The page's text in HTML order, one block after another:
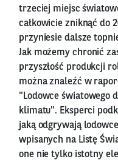
trzeciej miejsc
całkowicie zniknąć do
przyniesie dalsze
Jak możemy chronić
przyszłość produkcji
można znaleźć w
"Lodowce światowego
klimatu". Eksperci
jaką odgrywają
wpisanych na Listę
one nie tylko istotny